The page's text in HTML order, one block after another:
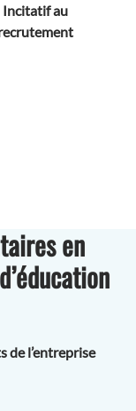
Incitatif au
en
de l’entreprise